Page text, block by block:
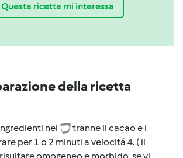
Questa ricetta mi interessa
della ricetta
nel
tranne il cacao e i
per 1 o 2 minuti a velocitá 4. ( il
omogeneo e morbido, se vi